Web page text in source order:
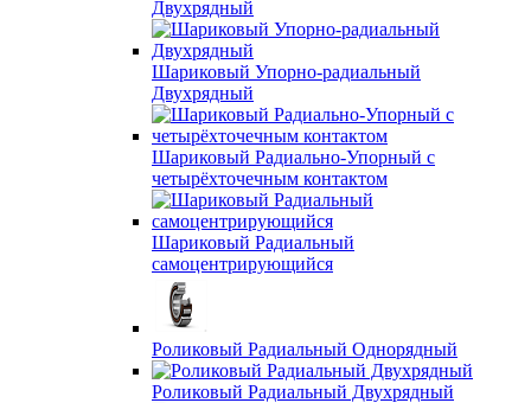
Двухрядный
Шариковый Упорно-радиальный
Двухрядный
Шариковый Радиально-Упорный с
четырёхточечным контактом
Шариковый Радиальный
самоцентрирующийся
Роликовый Радиальный Однорядный
Роликовый Радиальный Двухрядный